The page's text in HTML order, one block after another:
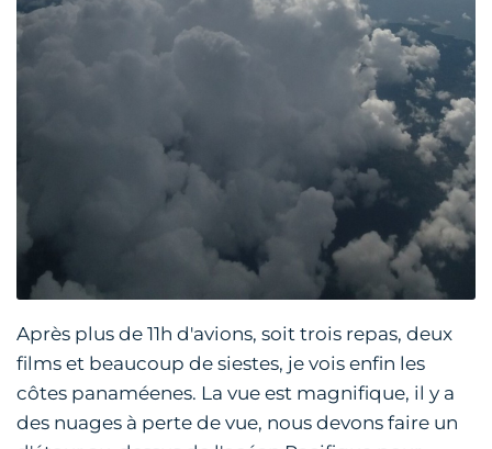
Après plus de 11h d'avions, soit trois repas, deux
films et beaucoup de siestes, je vois enfin les
côtes panaméenes. La vue est magnifique, il y a
des nuages à perte de vue, nous devons faire un